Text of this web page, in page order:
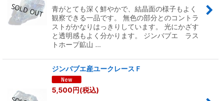
青がとても深く鮮やかで、結晶面の様子もよく
観察できる一品です。 無色の部分とのコントラ
ストがかなりはっきりしています。 光にかざす
と透明感もよく分かります。 ジンバブエ ラス
トホープ鉱山 …
ジンバブエ産ユークレースＦ
5,500円(税込)